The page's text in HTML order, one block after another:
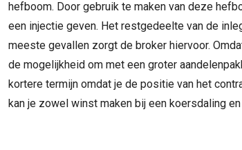
hefboom. Door gebruik te maken van deze
een injectie geven. Het restgedeelte van de
meeste gevallen zorgt de broker hiervoor.
de mogelijkheid om met een groter
kortere termijn omdat je de positie van het
kan je zowel winst maken bij een koersdaling